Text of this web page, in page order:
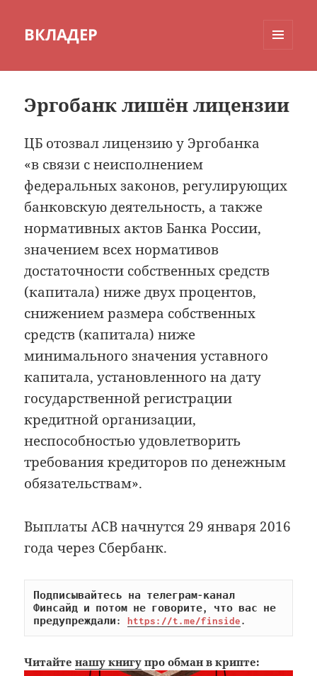
ВКЛАДЕР
Эргобанк лишён лицензии
ЦБ отозвал лицензию у Эргобанка
«в связи с неисполнением
федеральных законов, регулирующих
банковскую деятельность, а также
нормативных актов Банка России,
значением всех нормативов
достаточности собственных средств
(капитала) ниже двух процентов,
снижением размера собственных
средств (капитала) ниже
минимального значения уставного
капитала, установленного на дату
государственной регистрации
кредитной организации,
неспособностью удовлетворить
требования кредиторов по денежным
обязательствам».
Выплаты АСВ начнутся 29 января 2016
года через Сбербанк.
Подписывайтесь на телеграм-канал
Финсайд и потом не говорите, что вас не
предупреждали: https://t.me/finside.
Читайтенашу книгу про обман в крипте: